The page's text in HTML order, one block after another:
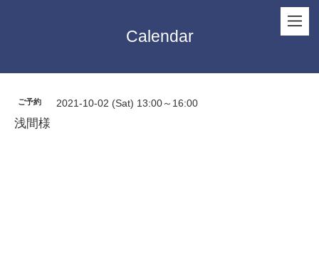
Calendar
ご予約 2021-10-02 (Sat) 13:00～16:00
浅間様